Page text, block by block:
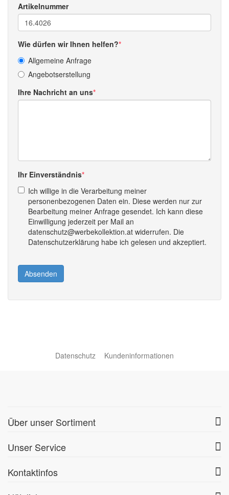
Artikelnummer
Wie dürfen wir Ihnen helfen?
Allgemeine Anfrage
Angebotserstellung
Ihre Nachricht an uns
Ihr Einverständnis
Ich willige in die Verarbeitung meiner
personenbezogenen Daten ein. Diese werden nur zur
Bearbeitung meiner Anfrage gesendet. Ich kann diese
Einwilligung jederzeit per Mail an
datenschutz@werbekollektion.at widerrufen. Die
Datenschutzerklärung habe ich gelesen und akzeptiert.
Absenden
Datenschutz Kundeninformationen
Über unser Sortiment
Unser Service
Kontaktinfos